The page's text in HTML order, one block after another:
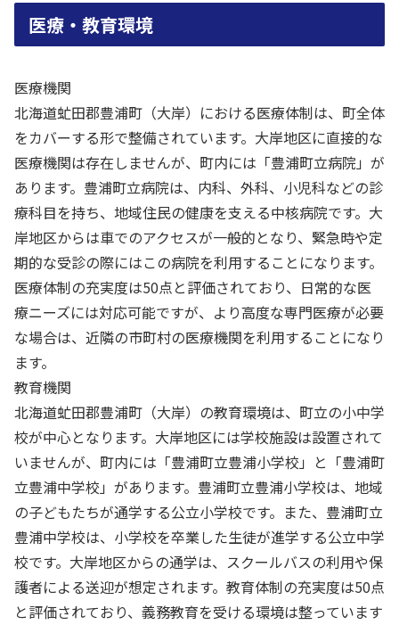
医療・教育環境
医療機関
北海道虻田郡豊浦町（大岸）における医療体制は、町全体
をカバーする形で整備されています。大岸地区に直接的な
医療機関は存在しませんが、町内には「豊浦町立病院」が
あります。豊浦町立病院は、内科、外科、小児科などの診
療科目を持ち、地域住民の健康を支える中核病院です。大
岸地区からは車でのアクセスが一般的となり、緊急時や定
期的な受診の際にはこの病院を利用することになります。
医療体制の充実度は50点と評価されており、日常的な医
療ニーズには対応可能ですが、より高度な専門医療が必要
な場合は、近隣の市町村の医療機関を利用することになり
ます。
教育機関
北海道虻田郡豊浦町（大岸）の教育環境は、町立の小中学
校が中心となります。大岸地区には学校施設は設置されて
いませんが、町内には「豊浦町立豊浦小学校」と「豊浦町
立豊浦中学校」があります。豊浦町立豊浦小学校は、地域
の子どもたちが通学する公立小学校です。また、豊浦町立
豊浦中学校は、小学校を卒業した生徒が進学する公立中学
校です。大岸地区からの通学は、スクールバスの利用や保
護者による送迎が想定されます。教育体制の充実度は50点
と評価されており、義務教育を受ける環境は整っています